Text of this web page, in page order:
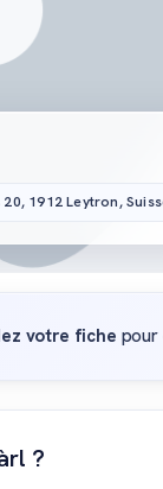
1912 Leytron,
votre fiche pour
?